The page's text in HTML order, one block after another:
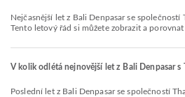
Nejčasnější let z Bali Denpasar se společností Thai Airways odlétá v 16:10.
Tento letový řád si můžete zobrazit a
V kolik odlétá nejnovější let z Bali Denpasar s
Poslední let z Bali Denpasar se společností Thai Airways odlétá v 19:00. Tento